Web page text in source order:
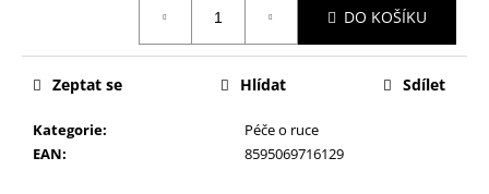
DO KOŠÍKU
Kategorie:
Péče o ruce
EAN: 8595069716129
Zeptat se Hlídat Sdílet
PILNÍK
NEHTY
MALÝ
59